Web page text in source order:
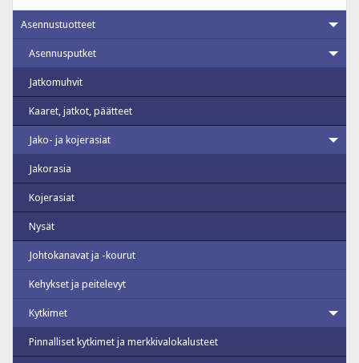
Asennustuotteet
Asennusputket
Jatkomuhvit
Kaaret, jatkot, päätteet
Jako- ja kojerasiat
Jakorasia
Kojerasiat
Nysät
Johtokanavat ja -kourut
Kehykset ja peitelevyt
Kytkimet
Pinnalliset kytkimet ja merkkivalokalusteet